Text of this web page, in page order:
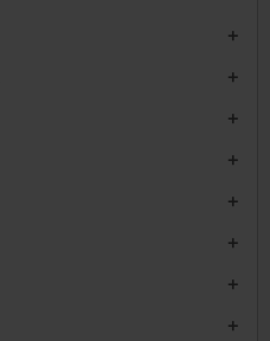







